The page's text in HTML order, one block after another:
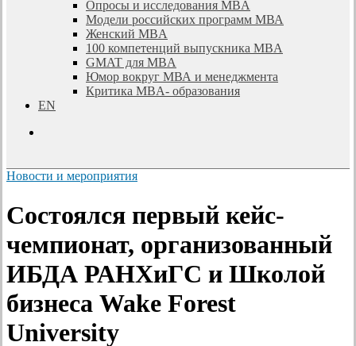
Опросы и исследования MBA
Модели российских программ МВА
Женский MBA
100 компетенций выпускника MBA
GMAT для MBA
Юмор вокруг МВА и менеджмента
Критика MBA- образования
EN
Новости и мероприятия
Состоялся первый кейс-
чемпионат, организованный
ИБДА РАНХиГС и Школой
бизнеса Wake Forest
University